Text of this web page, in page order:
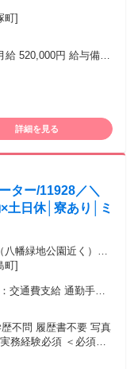
町]
給 520,000円 給与備
詳細を見る
ター/11928／＼
土日休│寮あり│ミ
八幡緑地公園近く）◆
町]
交通費支給 通勤手当/
不問 履歴書不要 写真
務経験必須 ＜必須＞